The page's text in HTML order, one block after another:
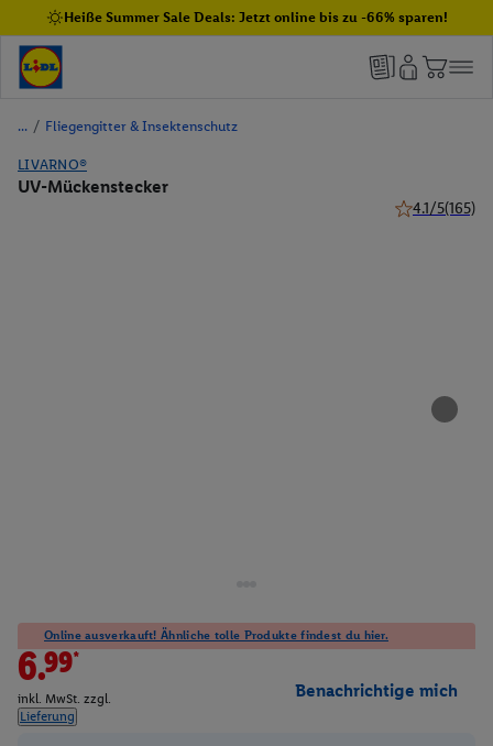
Heiße Summer Sale Deals: Jetzt online bis zu -66% sparen!
/ Fliegengitter & Insektenschutz
LIVARNO®
UV-Mückenstecker
4.1/5(165)
Online ausverkauft! Ähnliche tolle Produkte findest du hier.
6.99*
inkl. MwSt. zzgl.
Lieferung
Benachrichtige mich